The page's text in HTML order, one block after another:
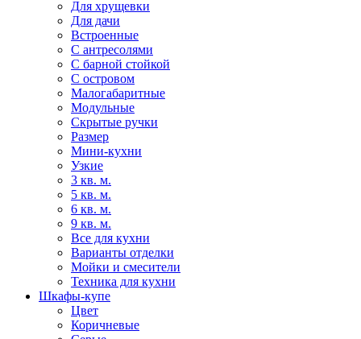
Для хрущевки
Для дачи
Встроенные
С антресолями
С барной стойкой
С островом
Малогабаритные
Модульные
Скрытые ручки
Размер
Мини-кухни
Узкие
3 кв. м.
5 кв. м.
6 кв. м.
9 кв. м.
Все для кухни
Варианты отделки
Мойки и смесители
Техника для кухни
Шкафы-купе
Цвет
Коричневые